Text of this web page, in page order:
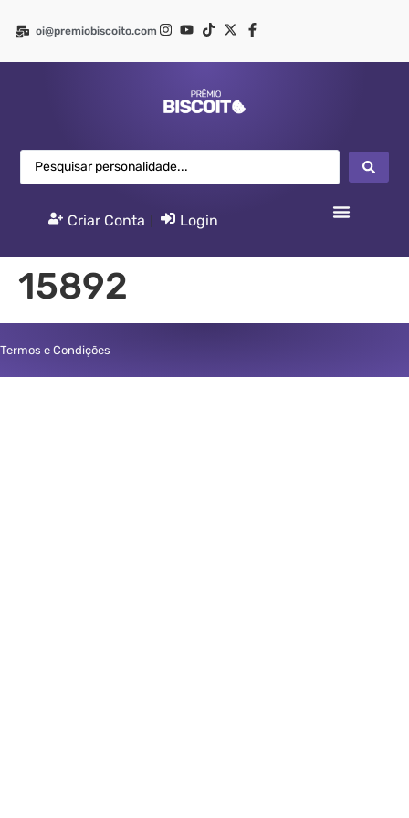
oi@premiobiscoito.com
Criar Conta Login
15892
Termos e Condições